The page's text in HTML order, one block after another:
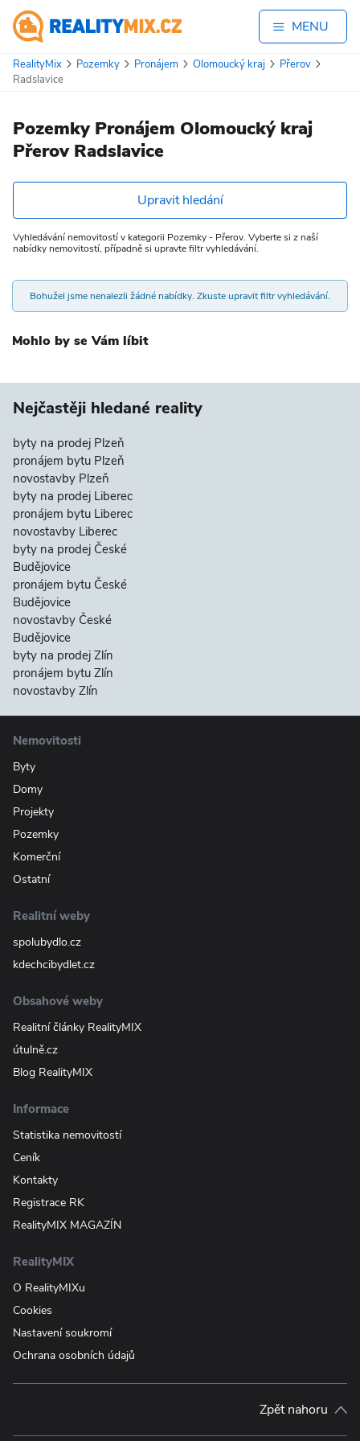
MENU
RealityMix Pozemky Pronájem Olomoucký kraj
Přerov
Radslavice
Pozemky Pronájem Olomoucký kraj
Přerov Radslavice
Upravit hledání
Vyhledávání nemovitostí v kategorii Pozemky - Přerov. Vyberte si z naší
nabídky nemovitostí, případně si upravte filtr vyhledávání.
Bohužel jsme nenalezli žádné nabídky. Zkuste upravit filtr vyhledávání.
Mohlo by se Vám líbit
Nejčastěji hledané reality
byty na prodej Plzeň
pronájem bytu Plzeň
novostavby Plzeň
byty na prodej Liberec
pronájem bytu Liberec
novostavby Liberec
byty na prodej České
Budějovice
pronájem bytu České
Budějovice
novostavby České
Budějovice
byty na prodej Zlín
pronájem bytu Zlín
novostavby Zlín
Nemovitosti
Byty
Domy
Projekty
Pozemky
Komerční
Ostatní
Realitní weby
spolubydlo.cz
kdechcibydlet.cz
Obsahové weby
Realitní články RealityMIX
útulně.cz
Blog RealityMIX
Informace
Statistika nemovitostí
Ceník
Kontakty
Registrace RK
RealityMIX MAGAZÍN
RealityMIX
O RealityMIXu
Cookies
Nastavení soukromí
Ochrana osobních údajů
Zpět nahoru